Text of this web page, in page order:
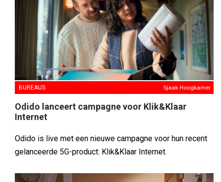
BUREAUS Sjaak Hoogkamer
Odido lanceert campagne voor Klik&Klaar
Internet
Odido is live met een nieuwe campagne voor hun recent
gelanceerde 5G-product: Klik&Klaar Internet.